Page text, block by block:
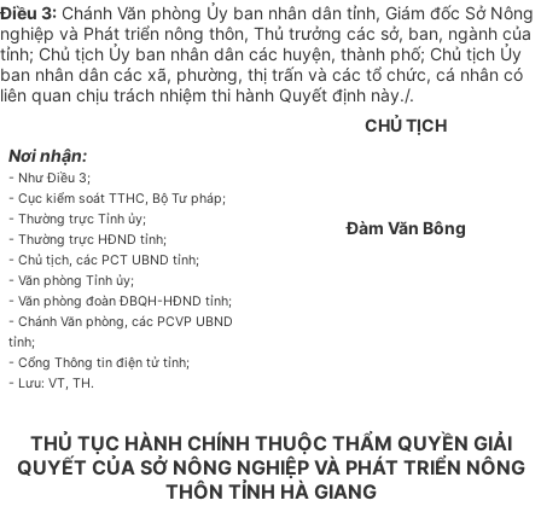
Điều 3: Chánh Văn phòng Ủy ban nhân dân tỉnh, Giám đốc Sở Nông
nghiệp và Phát triển nông thôn, Thủ trưởng các sở, ban, ngành của
tỉnh; Chủ tịch Ủy ban nhân dân các huyện, thành phố; Chủ tịch Ủy
ban nhân dân các xã, phường, thị trấn và các tổ chức, cá nhân có
liên quan chịu trách nhiệm thi hành Quyết định này./.
Nơi nhận:
- Như Điều 3;
-Cục kiểm soát TTHC, Bộ Tư pháp;
-Thường trực Tỉnh ủy;
-Thường trực HĐND tỉnh;
-Chủ tịch, các PCT UBND tỉnh;
-Văn phòng Tỉnh ủy;
-Văn phòng đoàn ĐBQH-HĐND tỉnh;
-Chánh Văn phòng, các PCVP UBND
tỉnh;
-Cổng Thông tin điện tử tỉnh;
- Lưu: VT, TH.
CHỦ TỊCH
Đàm Văn Bông
THỦ TỤC HÀNH CHÍNH THUỘC THẨM QUYỀN GIẢI
QUYẾT CỦA SỞ NÔNG NGHIỆP VÀ PHÁT TRIỂN NÔNG
THÔN TỈNH HÀ GIANG